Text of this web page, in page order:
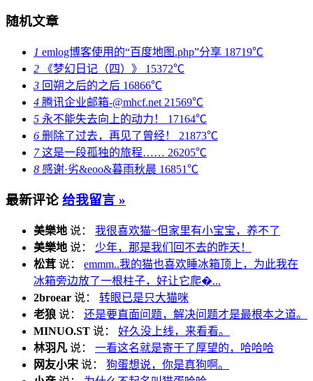
随机文章
1 emlog博客使用的“百度地图.php”分享 18719℃
2 《梦幻日记（四）》 15372℃
3 回朔之后的之后 16866℃
4 腾讯企业邮箱-@mhcf.net 21569℃
5 永不能失去向上的动力！ 17164℃
6 删除了过去，再见了曾经！ 21873℃
7这是一段孤独的旅程…… 26205℃
8 感谢·劣&eoo&暮雨秋晨 16851℃
最新评论 给我留言 »
美樂地 说： 我很喜欢猫~但家里有小宝宝，养不了
美樂地 说： 少年，那是我们回不去的昨天！
松茸 说： emmm..我的猫也喜欢睡冰箱顶上，为此我在
冰箱旁边放了一根柱子，好让它爬�...
2broear 说： 转眼已是只大猫咪
老狼 说： 还是要直面问题，解决问题才是最根本之道。
MINUO.ST 说： 好久没上线，来看看。
林羽凡 说： 一看这名就是寄于了厚望的，哈哈哈
网友小宋 说： 狗蛋想说，你是真狗啊。